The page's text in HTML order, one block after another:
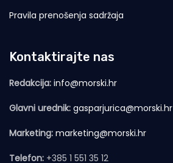
Pravila prenošenja sadržaja
Kontaktirajte nas
Redakcija: info@morski.hr
Glavni urednik: gasparjurica@morski.hr
Marketing: marketing@morski.hr
Telefon: +385 1 551 35 12